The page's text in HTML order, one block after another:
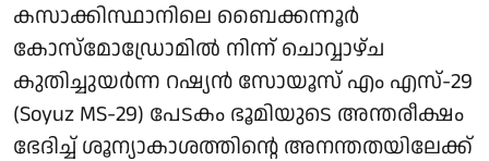
കസാക്കിസ്ഥാനിലെ ബൈക്കന്നൂർ
കോസ്മോഡ്രോമിൽ നിന്ന് ചൊവ്വാഴ്ച
കുതിച്ചുയർന്ന റഷ്യൻ സോയൂസ് എം എസ്-29
(Soyuz MS-29) പേടകം ഭൂമിയുടെ അന്തരീക്ഷം
ഭേദിച്ച് ശൂന്യാകാശത്തിന്റെ അനന്തതയിലേക്ക്